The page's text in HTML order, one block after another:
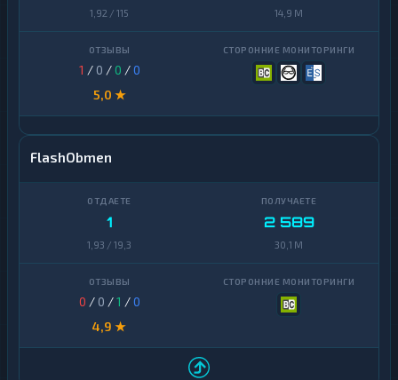
1,92 / 115 14,9 M
1 / 0 /0 /0
5,0 ★
FlashObmen
1
1,93 / 19,3
2 589
30,1 M
0 / 0 /1 /0
4,9 ★